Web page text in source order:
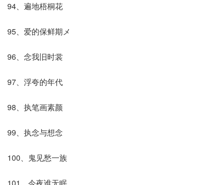
94、遍地梧桐花
95、爱的保鲜期メ
96、念我旧时裳
97、浮夸的年代
98、执笔画素颜
99、执念与想念
100、鬼见愁一族